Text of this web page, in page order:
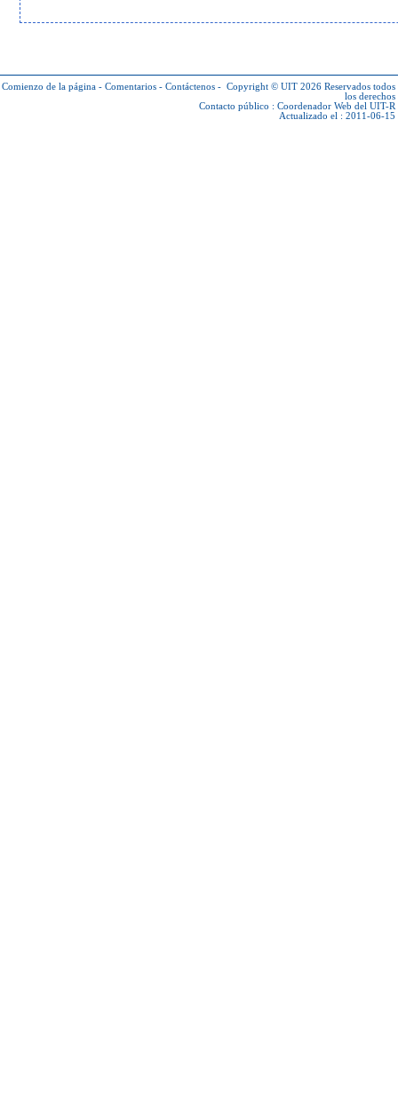
Comienzo de la página - Comentarios - Contáctenos - Copyright © UIT 2026 Reservados todos
los derechos
Contacto público : Coordenador Web del UIT-R
Actualizado el : 2011-06-15